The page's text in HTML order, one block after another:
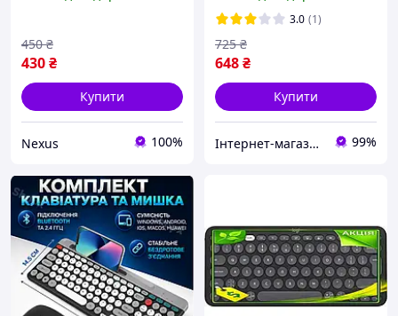
430₴
450 ₴
Купити
Nexus 100%
3.0 (1)
648₴
725 ₴
Купити
Інтернет-магазин EVSE 99%